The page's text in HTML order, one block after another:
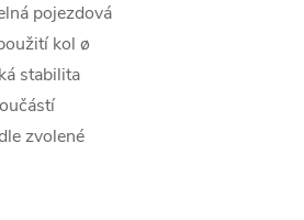
pojezdová
kol ø
stabilita
zvolené